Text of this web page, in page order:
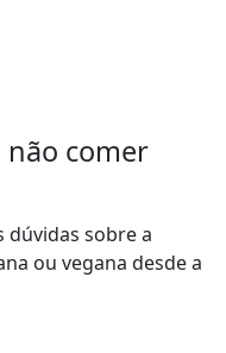
não comer
sobre a
ou vegana desde a